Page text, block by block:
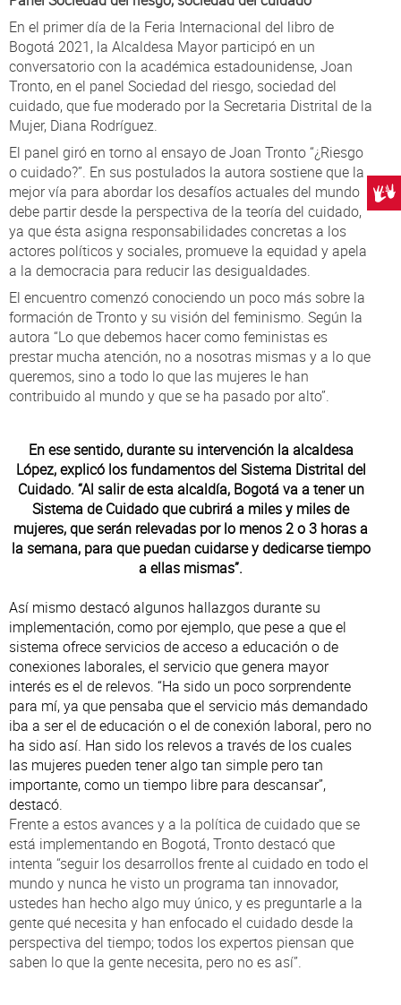
En el primer día de la Feria Internacional del libro de
Bogotá 2021, la Alcaldesa Mayor participó en un
conversatorio con la académica estadounidense, Joan
Tronto, en el panel Sociedad del riesgo, sociedad del
cuidado, que fue moderado por la Secretaria Distrital de la
Mujer, Diana Rodríguez.
El panel giró en torno al ensayo de Joan Tronto “¿Riesgo
o cuidado?”. En sus postulados la autora sostiene que la
mejor vía para abordar los desafíos actuales del mundo
debe partir desde la perspectiva de la teoría del cuidado,
ya que ésta asigna responsabilidades concretas a los
actores políticos y sociales, promueve la equidad y apela
a la democracia para reducir las desigualdades.
El encuentro comenzó conociendo un poco más sobre la
formación de Tronto y su visión del feminismo. Según la
autora “Lo que debemos hacer como feministas es
prestar mucha atención, no a nosotras mismas y a lo que
queremos, sino a todo lo que las mujeres le han
contribuido al mundo y que se ha pasado por alto”.
En ese sentido, durante su intervención la alcaldesa
López, explicó los fundamentos del Sistema Distrital del
Cuidado. “Al salir de esta alcaldía, Bogotá va a tener un
Sistema de Cuidado que cubrirá a miles y miles de
mujeres, que serán relevadas por lo menos 2 o 3 horas a
la semana, para que puedan cuidarse y dedicarse tiempo
a ellas mismas”.
Así mismo destacó algunos hallazgos durante su
implementación, como por ejemplo, que pese a que el
sistema ofrece servicios de acceso a educación o de
conexiones laborales, el servicio que genera mayor
interés es el de relevos. “Ha sido un poco sorprendente
para mí, ya que pensaba que el servicio más demandado
iba a ser el de educación o el de conexión laboral, pero no
ha sido así. Han sido los relevos a través de los cuales
las mujeres pueden tener algo tan simple pero tan
importante, como un tiempo libre para descansar”,
destacó.
Frente a estos avances y a la política de cuidado que se
está implementando en Bogotá, Tronto destacó que
intenta “seguir los desarrollos frente al cuidado en todo el
mundo y nunca he visto un programa tan innovador,
ustedes han hecho algo muy único, y es preguntarle a la
gente qué necesita y han enfocado el cuidado desde la
perspectiva del tiempo; todos los expertos piensan que
saben lo que la gente necesita, pero no es así”.